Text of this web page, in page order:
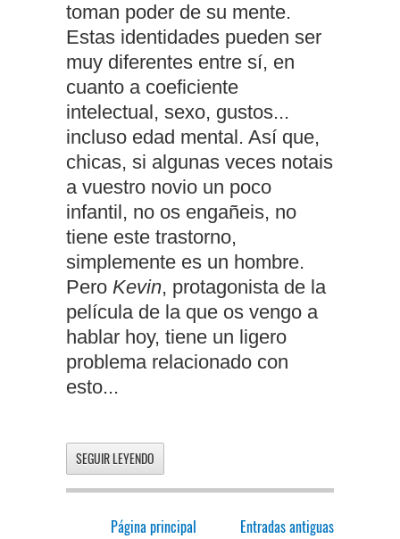
toman poder de su mente.
Estas identidades pueden ser
muy diferentes entre sí, en
cuanto a coeficiente
intelectual, sexo, gustos...
incluso edad mental. Así que,
chicas, si algunas veces notais
a vuestro novio un poco
infantil, no os engañeis, no
tiene este trastorno,
simplemente es un hombre.
Pero Kevin, protagonista de la
película de la que os vengo a
hablar hoy, tiene un ligero
problema relacionado con
esto...
SEGUIR LEYENDO
Entradas antiguas
Página principal